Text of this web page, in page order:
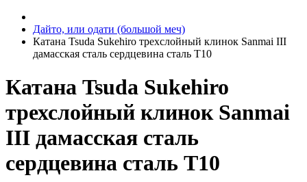
Дайто, или одати (большой меч)
Катана Tsuda Sukehiro трехслойный клинок Sanmai III
дамасская сталь сердцевина сталь T10
Катана Tsuda Sukehiro
трехслойный клинок Sanmai
III дамасская сталь
сердцевина сталь T10